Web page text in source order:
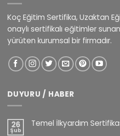
Koç Eğitim Sertifika, Uzaktan
onaylı sertifikalı eğitimler
yürüten kurumsal bir firmadır.
DUYURU / HABER
26
Şub
Temel İlkyardım